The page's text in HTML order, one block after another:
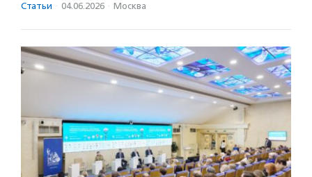
Статьи · 04.06.2026 · Москва